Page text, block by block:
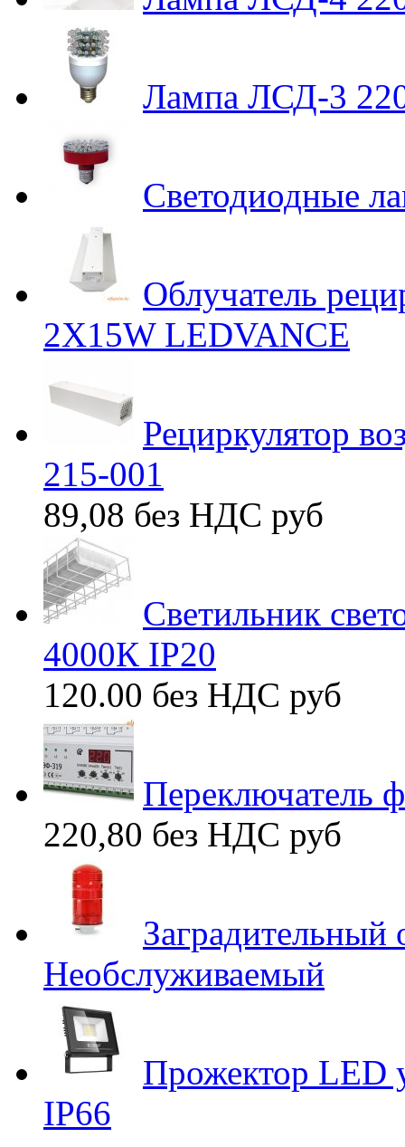
Лампа ЛСД-3
Светодиодные
Облучатель
2X15W LEDVANCE
Рециркулятор
215-001
89,08 без НДС руб
Светильник
4000К IP20
120.00 без НДС руб
Переключатель
220,80 без НДС руб
Необслуживаемый
Прожектор LED
IP66